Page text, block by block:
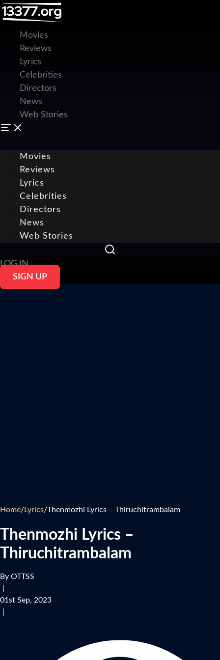
Movies
Reviews
Lyrics
Celebrities
Directors
News
Web Stories
Movies
Reviews
Lyrics
Celebrities
Directors
News
Web Stories
LOG IN
SIGN UP
Home/Lyrics/Thenmozhi Lyrics – Thiruchitrambalam
Thenmozhi Lyrics –
Thiruchitrambalam
By OTTSS
01st Sep, 2023